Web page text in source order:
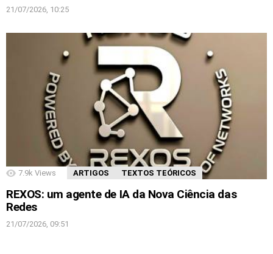
21/07/2026, 10:25
7.9k Views ARTIGOS TEXTOS TEÓRICOS
REXOS: um agente de IA da Nova Ciência das
Redes
21/07/2026, 09:51